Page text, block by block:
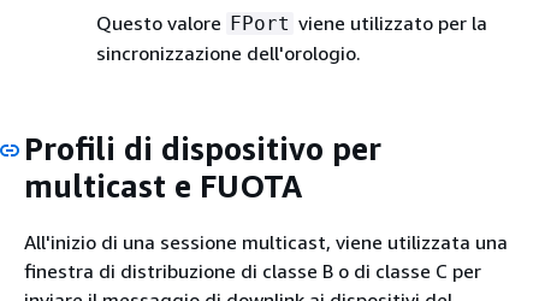
Questo valore FPort viene utilizzato per la
sincronizzazione dell'orologio.
Profili di dispositivo per
multicast e FUOTA
All'inizio di una sessione multicast, viene utilizzata una
finestra di distribuzione di classe B o di classe C per